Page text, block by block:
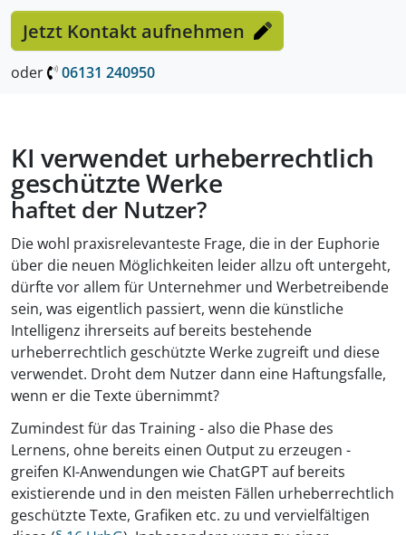
Jetzt Kontakt aufnehmen
oder 06131 240950
KI verwendet urheberrechtlich
geschützte Werke
haftet der Nutzer?
Die wohl praxisrelevanteste Frage, die in der Euphorie
über die neuen Möglichkeiten leider allzu oft untergeht,
dürfte vor allem für Unternehmer und Werbetreibende
sein, was eigentlich passiert, wenn die künstliche
Intelligenz ihrerseits auf bereits bestehende
urheberrechtlich geschützte Werke zugreift und diese
verwendet. Droht dem Nutzer dann eine Haftungsfalle,
wenn er die Texte übernimmt?
Zumindest für das Training - also die Phase des
Lernens, ohne bereits einen Output zu erzeugen -
greifen KI-Anwendungen wie ChatGPT auf bereits
existierende und in den meisten Fällen urheberrechtlich
geschützte Texte, Grafiken etc. zu und vervielfältigen